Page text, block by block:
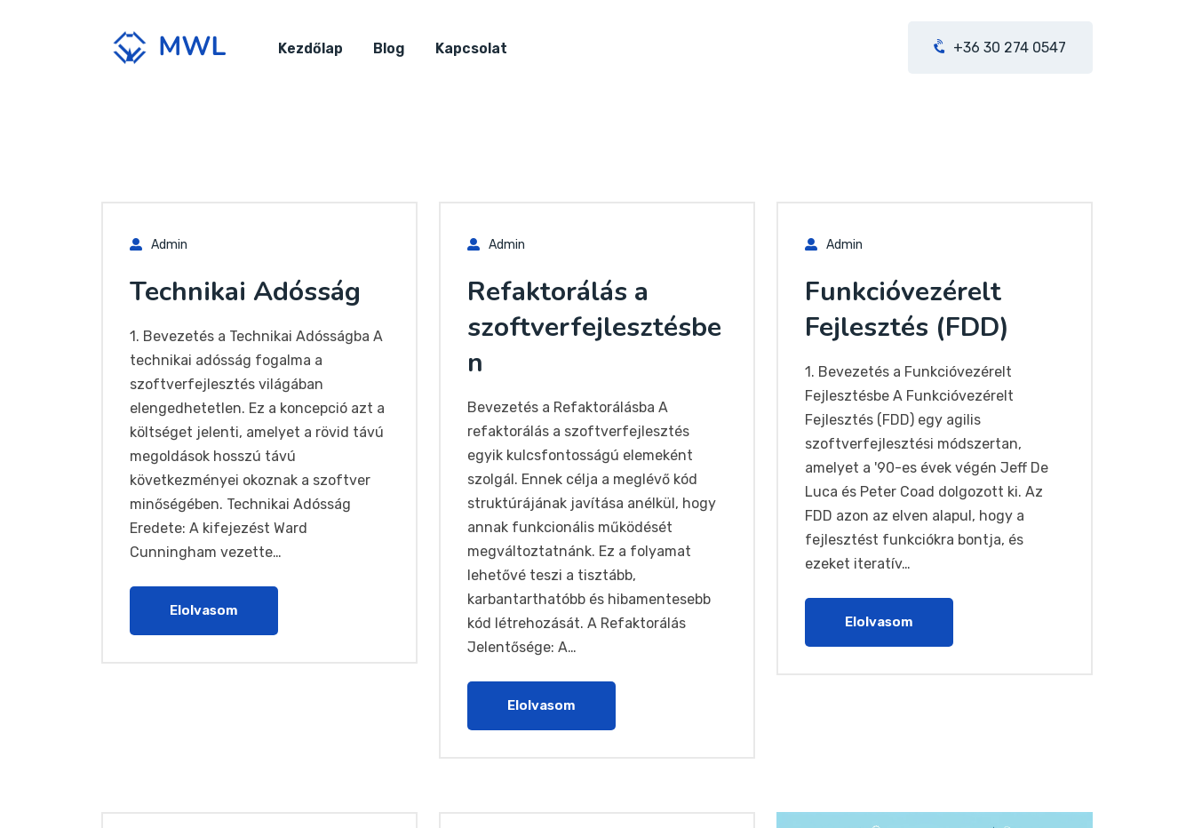
Kezdőlap Blog Kapcsolat +36 30 274 0547
Admin
Technikai Adósság
1. Bevezetés a Technikai Adósságba A
technikai adósság fogalma a
szoftverfejlesztés világában
elengedhetetlen. Ez a koncepció azt a
költséget jelenti, amelyet a rövid távú
megoldások hosszú távú
következményei okoznak a szoftver
minőségében. Technikai Adósság
Eredete: A kifejezést Ward
Cunningham vezette…
Elolvasom
Admin
Refaktorálás a
szoftverfejlesztésbe
n
Bevezetés a Refaktorálásba A
refaktorálás a szoftverfejlesztés
egyik kulcsfontosságú elemeként
szolgál. Ennek célja a meglévő kód
struktúrájának javítása anélkül, hogy
annak funkcionális működését
megváltoztatnánk. Ez a folyamat
lehetővé teszi a tisztább,
karbantarthatóbb és hibamentesebb
kód létrehozását. A Refaktorálás
Jelentősége: A…
Elolvasom
Admin
Funkcióvezérelt
Fejlesztés (FDD)
1. Bevezetés a Funkcióvezérelt
Fejlesztésbe A Funkcióvezérelt
Fejlesztés (FDD) egy agilis
szoftverfejlesztési módszertan,
amelyet a '90-es évek végén Jeff De
Luca és Peter Coad dolgozott ki. Az
FDD azon az elven alapul, hogy a
fejlesztést funkciókra bontja, és
ezeket iteratív…
Elolvasom